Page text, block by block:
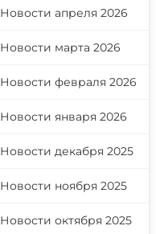
Новости апреля 2026
Новости марта 2026
Новости февраля 2026
Новости января 2026
Новости декабря 2025
Новости ноября 2025
Новости октября 2025